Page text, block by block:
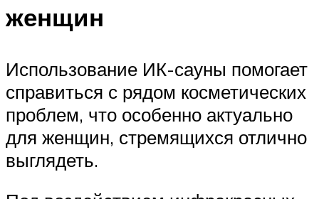
женщин
Использование ИК-сауны помогает
справиться с рядом косметических
проблем, что особенно актуально
для женщин, стремящихся отлично
выглядеть.